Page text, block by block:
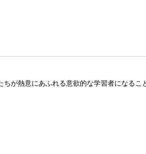
が熱意にあふれる意欲的な学習者になるこ